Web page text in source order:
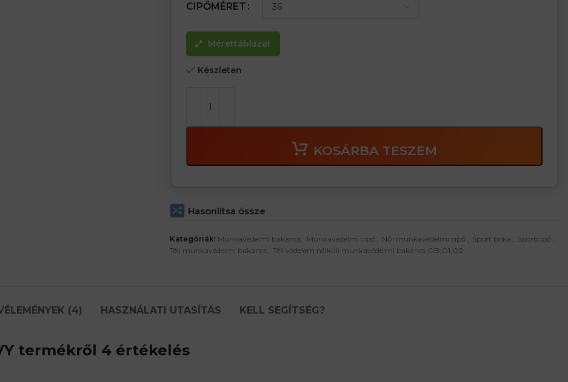
CIPŐMÉRET
Mérettáblázat
Készleten
KOSÁRBA TESZEM
Hasonlítsa össze
Kategóriák: Munkavédelmi bakancs , Munkavédelmi cipő , Női munkavédelmi cipő , Sport boka , Sportcipő ,
Téli munkavédelmi bakancs , Téli védelem nélküli munkavédelmi bakancs OB,O1,O2
(4) HASZNÁLATI UTASÍTÁS KELL SEGÍTSÉG?
termékről 4 értékelés